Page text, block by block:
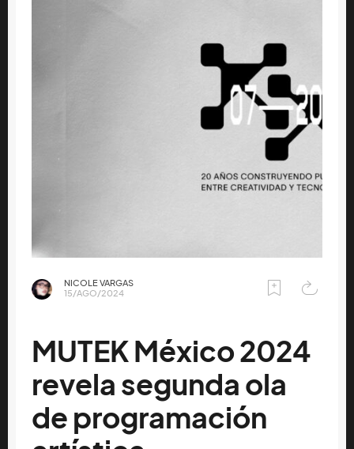
NICOLE VARGAS
15/AGO/2024
MUTEK México 2024
revela segunda ola
de programación